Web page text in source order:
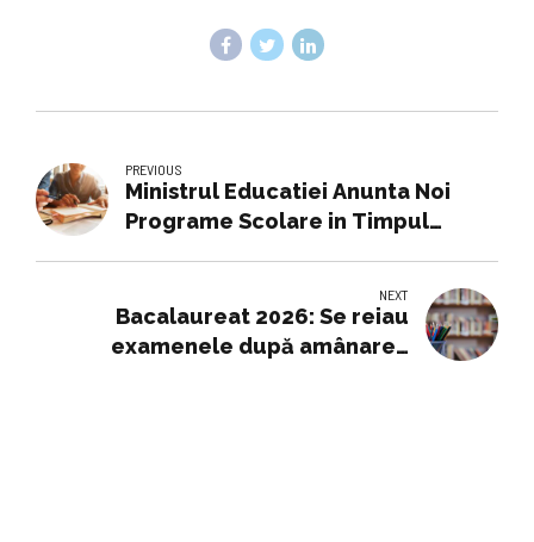
PREVIOUS
Ministrul Educatiei Anunta Noi
Programe Scolare in Timpul
NEXT
Bacalaureat 2026: Se reiau
examenele după amânarea